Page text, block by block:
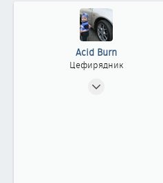
Acid Burn
Цефирядник